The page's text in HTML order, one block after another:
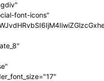
font-icons"